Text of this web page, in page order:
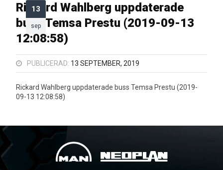
13
sep
Rickard Wahlberg uppdaterade
buss Temsa Prestu (2019-09-13
12:08:58)
PUBLICERAD: 13 SEPTEMBER, 2019
Rickard Wahlberg uppdaterade buss Temsa Prestu (2019-
09-13 12:08:58)